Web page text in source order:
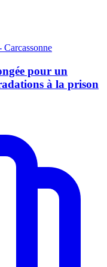
pour un
à la prison